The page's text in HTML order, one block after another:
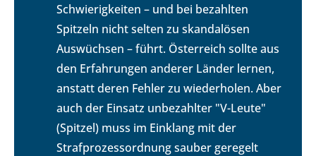
Schwierigkeiten – und bei bezahlten
Spitzeln nicht selten zu skandalösen
Auswüchsen – führt. Österreich sollte aus
den Erfahrungen anderer Länder lernen,
anstatt deren Fehler zu wiederholen. Aber
auch der Einsatz unbezahlter "V-Leute"
(Spitzel) muss im Einklang mit der
Strafprozessordnung sauber geregelt